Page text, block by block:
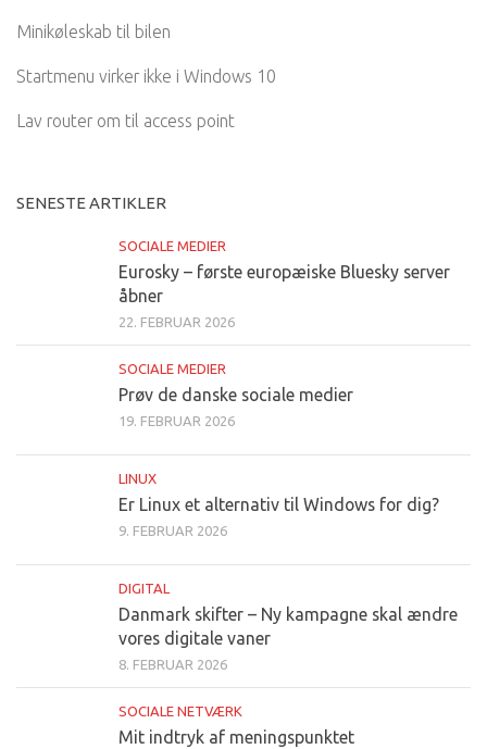
Minikøleskab til bilen
Startmenu virker ikke i Windows 10
Lav router om til access point
SENESTE ARTIKLER
SOCIALE MEDIER
Eurosky – første europæiske Bluesky server
åbner
22. FEBRUAR 2026
SOCIALE MEDIER
Prøv de danske sociale medier
19. FEBRUAR 2026
LINUX
Er Linux et alternativ til Windows for dig?
9. FEBRUAR 2026
DIGITAL
Danmark skifter – Ny kampagne skal ændre
vores digitale vaner
8. FEBRUAR 2026
SOCIALE NETVÆRK
Mit indtryk af meningspunktet